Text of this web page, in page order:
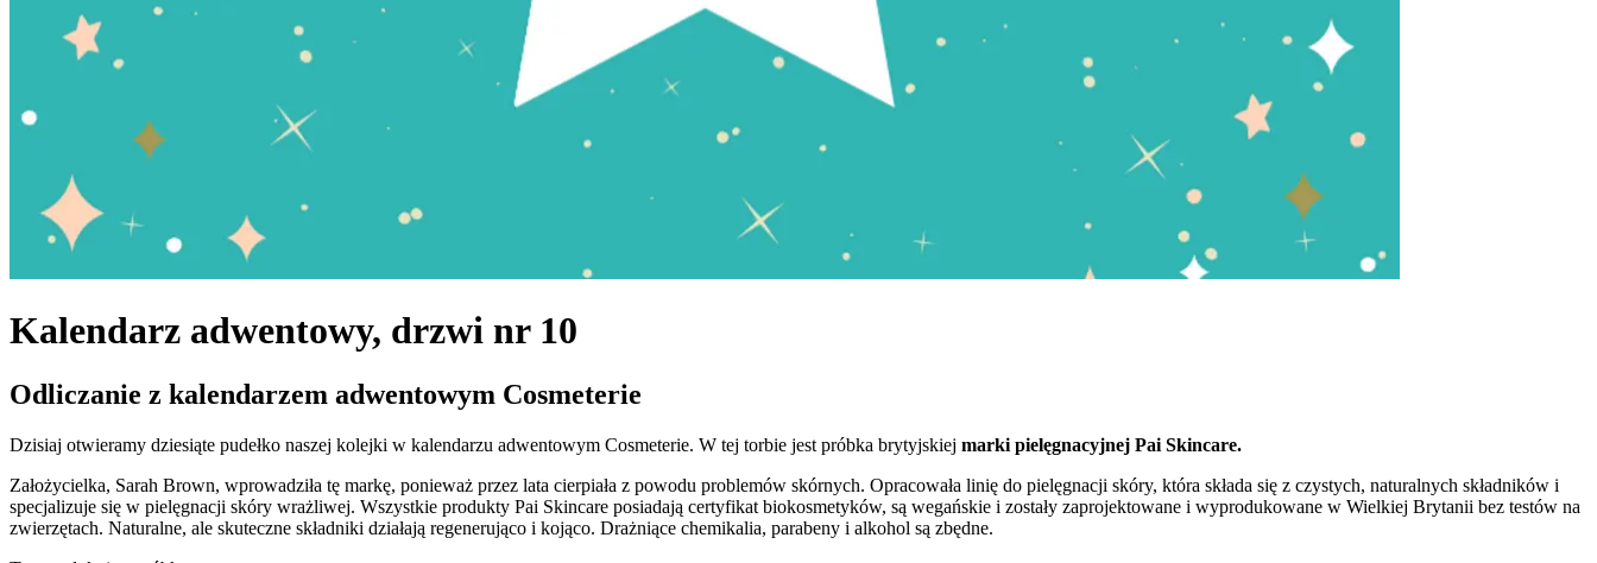
Kalendarz adwentowy, drzwi nr 10
Odliczanie z kalendarzem adwentowym Cosmeterie
Dzisiaj otwieramy dziesiąte pudełko naszej kolejki w kalendarzu adwentowym Cosmeterie. W tej torbie jest próbka brytyjskiej marki pielęgnacyjnej Pai Skincare.
Założycielka, Sarah Brown, wprowadziła tę markę, ponieważ przez lata cierpiała z powodu problemów skórnych. Opracowała linię do pielęgnacji skóry, która składa się z czystych, naturalnych składników i
specjalizuje się w pielęgnacji skóry wrażliwej. Wszystkie produkty Pai Skincare posiadają certyfikat biokosmetyków, są wegańskie i zostały zaprojektowane i wyprodukowane w Wielkiej Brytanii bez testów na
zwierzętach. Naturalne, ale skuteczne składniki działają regenerująco i kojąco. Drażniące chemikalia, parabeny i alkohol są zbędne.